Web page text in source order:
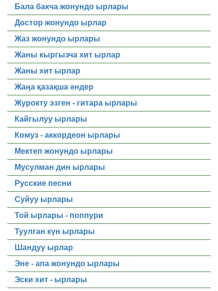
Бала бакча жонундо ырлары
Достор жонундо ырлар
Жаз жонундо ырлары
Жаны кыргызча хит ырлар
Жаны хит ырлар
Жаңа қазақша әндер
Журокту эзген - гитара ырлары
Кайгылуу ырлары
Комуз - аккордеон ырлары
Мектеп жонундо ырлары
Мусулман дин ырлары
Русские песни
Суйуу ырлары
Той ырлары - поппури
Туулган күн ырлары
Шандуу ырлар
Эне - апа жонундо ырлары
Эски хит - ырлары